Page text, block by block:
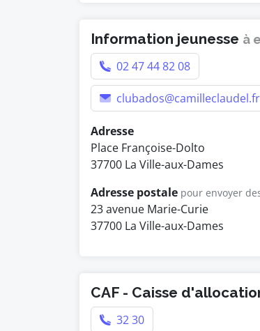
Information jeunesse à
02 47 44 82 08
clubados@camilleclaudel.fr
Adresse
Place Françoise-Dolto
37700 La Ville-aux-Dames
Adresse postale pour envoyer
23 avenue Marie-Curie
37700 La Ville-aux-Dames
CAF - Caisse
32 30